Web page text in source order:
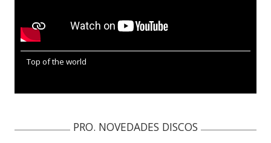
Top of the world
PRO. NOVEDADES DISCOS